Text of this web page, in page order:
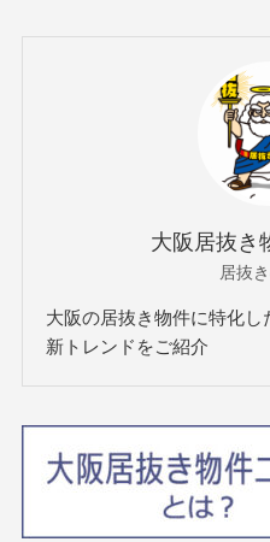
大阪居抜き
居抜
大阪の居抜き物件に特化
新トレンドをご紹介